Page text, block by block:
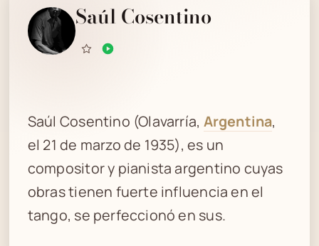
Saúl Cosentino
Saúl Cosentino (Olavarría, Argentina,
el 21 de marzo de 1935), es un
compositor y pianista argentino cuyas
obras tienen fuerte influencia en el
tango, se perfeccionó en sus.